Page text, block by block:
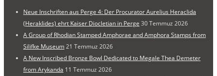
Neue Inschriften aus Perge 4: Der Procurator Aurelius Heraclida
(Heraklides) ehrt Kaiser Diocletian in Perge 30 Temmuz 2026
A Group of Rhodian Stamped Amphorae and Amphora Stamps from
Silifke Museum21 Temmuz 2026
A New Inscribed Bronze Bowl Dedicated to Megale Thea Demeter
from Arykanda 11 Temmuz 2026